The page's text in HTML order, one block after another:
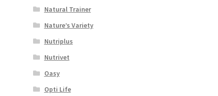
Natural Trainer
Nature’s Variety
Nutriplus
Nutrivet
Oasy
Opti Life